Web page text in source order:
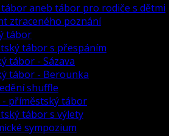
aneb tábor pro rodiče s dětmi
ztraceného poznání
tábor
tábor s přespáním
tábor - Sázava
tábor - Berounka
shuffle
- příměstský tábor
tábor s výlety
sympozium